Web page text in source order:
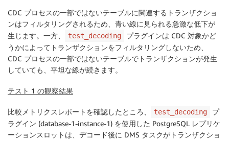
CDC プロセスの一部ではないテーブルに関連するトランザクショ
ンはフィルタリングされるため、青い線に見られる急激な低下が
生じます。一方、
test_decoding
プラグインは CDC 対象かど
うかによってトランザクションをフィルタリングしないため、
CDC プロセスの一部ではないテーブルでトランザクションが発生
していても、平坦な線が続きます。
テスト 1 の観察結果
比較メトリクスレポートを確認したところ、 test_decoding
プ
ラグイン (database-1-instance-1) を使用した PostgreSQL レプリケ
ーションスロットは、デコード後に DMS タスクがトランザクショ